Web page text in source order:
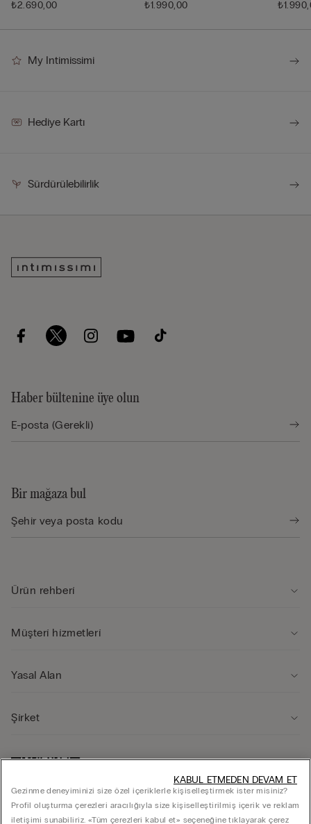
₺2.690,00
₺1.990,00
My Intimissimi
Hediye Kartı
Sürdürülebilirlik
Haber bültenine üye olun
Bir mağaza bul
Ürün rehberi̇
Müşteri̇ hi̇zmetleri̇
Yasal Alan
Şi̇rket
Gezinme deneyiminizi size özel içeriklerle kişiselleştirmek ister misiniz?
Profil oluşturma çerezleri aracılığıyla size kişiselleştirilmiş içerik ve reklam
iletişimi sunabiliriz. «Tüm çerezleri kabul et» seçeneğine tıklayarak çerez
KABUL ETMEDEN DEVAM ET